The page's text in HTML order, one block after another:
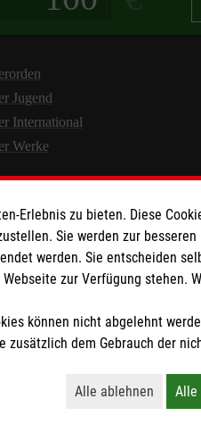
Jugend
International
Werke
Erlebnis zu bieten. Diese
Sie werden zur
werden. Sie entscheiden
zur Verfügung stehen.
können nicht abgelehnt
zusätzlich dem Gebrauch der
Alle ablehnen
Lehnt alle
Alle